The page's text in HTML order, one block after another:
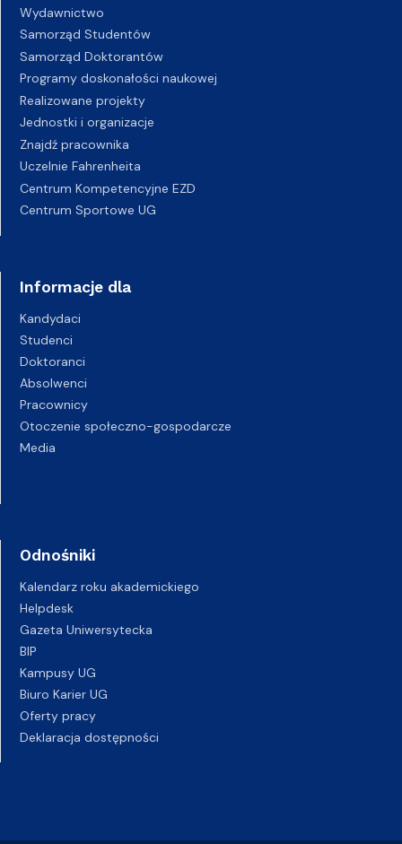
Wydawnictwo
Samorząd Studentów
Samorząd Doktorantów
Programy doskonałości naukowej
Realizowane projekty
Jednostki i organizacje
Znajdź pracownika
Uczelnie Fahrenheita
Centrum Kompetencyjne EZD
Centrum Sportowe UG
Informacje dla
Kandydaci
Studenci
Doktoranci
Absolwenci
Pracownicy
Otoczenie społeczno-gospodarcze
Media
Odnośniki
Kalendarz roku akademickiego
Helpdesk
Gazeta Uniwersytecka
BIP
Kampusy UG
Biuro Karier UG
Oferty pracy
Deklaracja dostępności